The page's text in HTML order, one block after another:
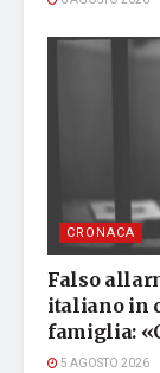
CRONACA
Falso
italiano in
famiglia:
5 AGOSTO 2026